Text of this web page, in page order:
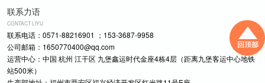
联系力语
CONTACT LIYU
联系电话：0571-88216901 ；153-3687-9958
公司邮箱：1650770400@qq.com
运营中心：中国 杭州 江干区 九堡鑫运时代金座4栋4层（距离九堡客运中心地铁
站500米）